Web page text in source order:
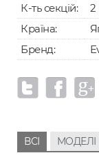
К-ть секцій:
2
Країна:
Бренд:
ВСІ МОДЕЛІ